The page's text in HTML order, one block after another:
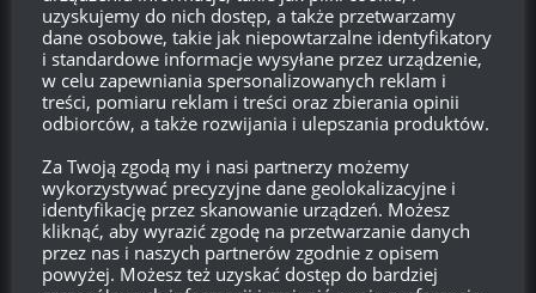
Kappa xD
0 Odpowiedz
Anonimowo 13:53, 1 października 2018 13:53
comander Kappa
Odpowiedz
uzyskujemy do nich dostęp, a także przetwarzamy
dane osobowe, takie jak niepowtarzalne identyfikatory
i standardowe informacje wysyłane przez urządzenie,
w celu zapewniania spersonalizowanych reklam i
treści, pomiaru reklam i treści oraz zbierania opinii
odbiorców, a także rozwijania i ulepszania produktów.
Za Twoją zgodą my i nasi partnerzy możemy
wykorzystywać precyzyjne dane geolokalizacyjne i
identyfikację przez skanowanie urządzeń. Możesz
kliknąć, aby wyrazić zgodę na przetwarzanie danych
przez nas i naszych partnerów zgodnie z opisem
powyżej. Możesz też uzyskać dostęp do bardziej